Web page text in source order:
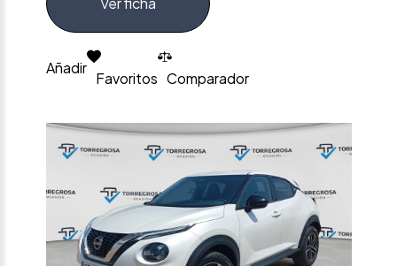
Añadir
Favoritos Comparador